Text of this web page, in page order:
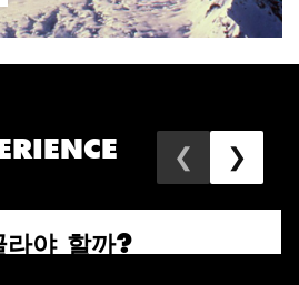
❮ ❯
라야 할까?